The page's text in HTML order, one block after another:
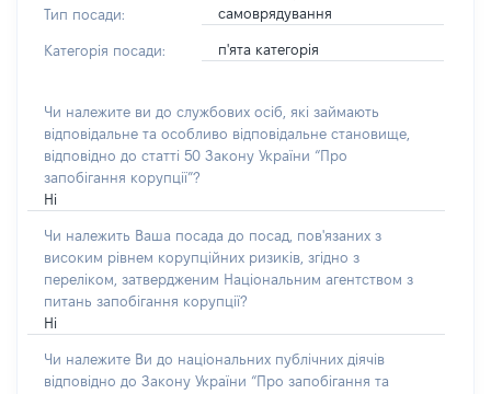
Тип посади:
самоврядування
Категорія посади: п'ята категорія
Чи належите ви до службових осіб, які займають
відповідальне та особливо відповідальне становище,
відповідно до статті 50 Закону України “Про
запобігання корупції”?
Ні
Чи належить Ваша посада до посад, пов'язаних з
високим рівнем корупційних ризиків, згідно з
переліком, затвердженим Національним агентством з
питань запобігання корупції?
Ні
Чи належите Ви до національних публічних діячів
відповідно до Закону України “Про запобігання та